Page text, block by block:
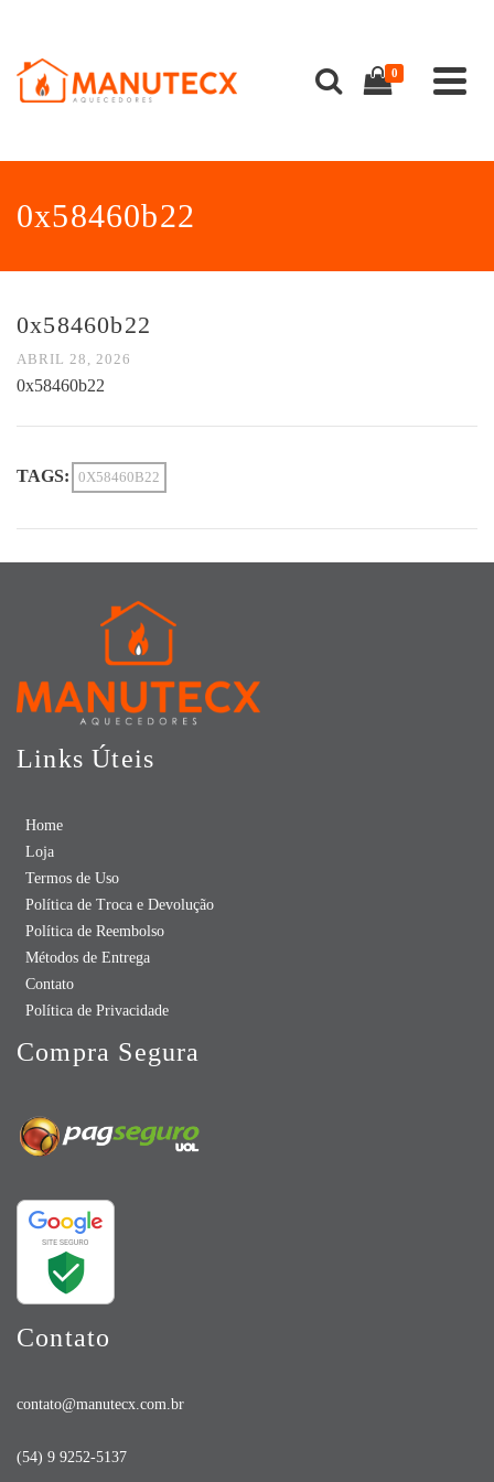
0
0x58460b22
0x58460b22
ABRIL 28, 2026
0x58460b22
TAGS: 0X58460B22
Links Úteis
Home
Loja
Termos de Uso
Política de Troca e Devolução
Política de Reembolso
Métodos de Entrega
Contato
Política de Privacidade
Compra Segura
Contato
contato@manutecx.com.br
(54) 9 9252-5137